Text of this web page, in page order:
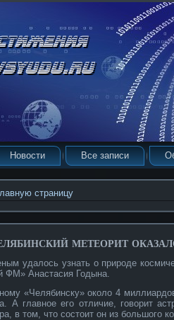
Новости Все записи
страницу
метеорит
удалось узнать о природе
ФМ» Анастасия Годына.
«Челябинску» около 4
А главное его отличие, говорит
в том, что состоит он из большого